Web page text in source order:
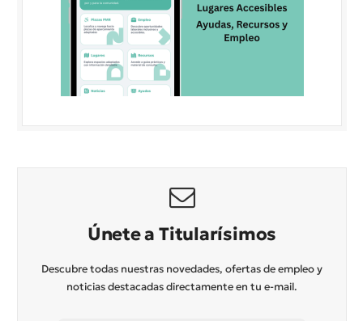
Únete a Titularísimos
Descubre todas nuestras novedades, ofertas de empleo y
noticias destacadas directamente en tu e-mail.